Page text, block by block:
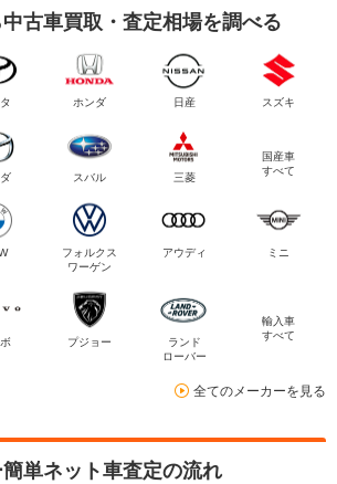
古車買取・査定相場を調べる
ホンダ 日産 スズキ
スバル 三菱
国産車
すべて
フォルクス
ワーゲン
アウディ ミニ
プジョー
ランド
ローバー
輸入車
すべて
全てのメーカーを見る
単ネット車査定の流れ